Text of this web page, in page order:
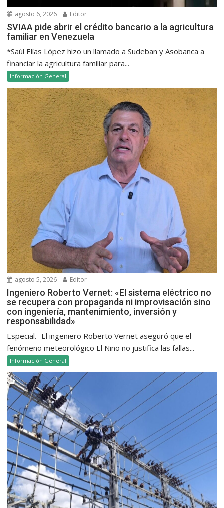
agosto 6, 2026 Editor
SVIAA pide abrir el crédito bancario a la agricultura
familiar en Venezuela
*Saúl Elías López hizo un llamado a Sudeban y Asobanca a
financiar la agricultura familiar para...
Información General
agosto 5, 2026 Editor
Ingeniero Roberto Vernet: «El sistema eléctrico no
se recupera con propaganda ni improvisación sino
con ingeniería, mantenimiento, inversión y
responsabilidad»
Especial.- El ingeniero Roberto Vernet aseguró que el
fenómeno meteorológico El Niño no justifica las fallas...
Información General